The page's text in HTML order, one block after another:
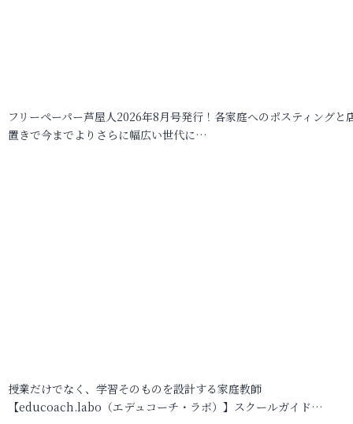
フリーペーパー芦屋人2026年8月号発行！各家庭へのポスティングと
置きで今までよりさらに幅広い世代に…
授業だけでなく、学習そのものを設計する家庭教師
【educoach.labo（エデュコーチ・ラボ）】スクールガイド…